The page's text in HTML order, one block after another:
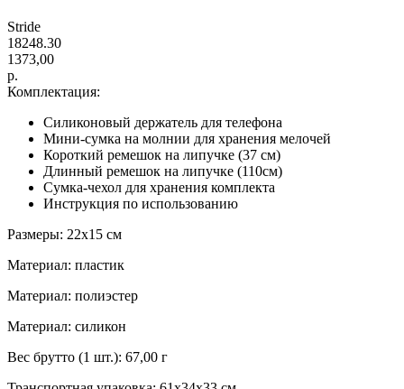
Stride
18248.30
1373,00
р.
Комплектация:
Силиконовый держатель для телефона
Мини-сумка на молнии для хранения мелочей
Короткий ремешок на липучке (37 см)
Длинный ремешок на липучке (110см)
Сумка-чехол для хранения комплекта
Инструкция по использованию
Размеры: 22х15 см
Материал: пластик
Материал: полиэстер
Материал: силикон
Вес брутто (1 шт.): 67,00 г